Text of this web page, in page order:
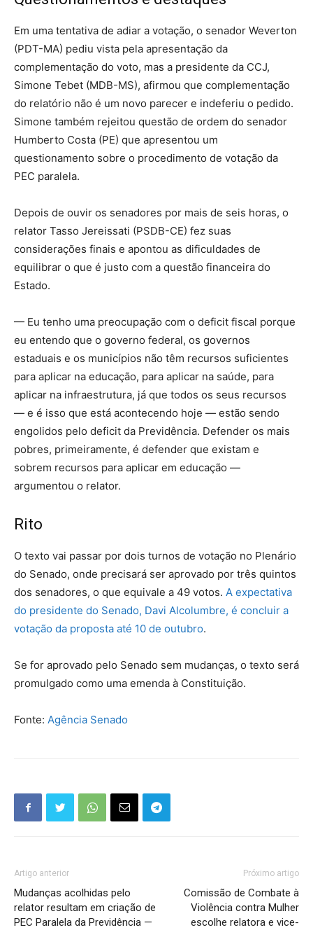
Em uma tentativa de adiar a votação, o senador Weverton
(PDT-MA) pediu vista pela apresentação da
complementação do voto, mas a presidente da CCJ,
Simone Tebet (MDB-MS), afirmou que complementação
do relatório não é um novo parecer e indeferiu o pedido.
Simone também rejeitou questão de ordem do senador
Humberto Costa (PE) que apresentou um
questionamento sobre o procedimento de votação da
PEC paralela.
Depois de ouvir os senadores por mais de seis horas, o
relator Tasso Jereissati (PSDB-CE) fez suas
considerações finais e apontou as dificuldades de
equilibrar o que é justo com a questão financeira do
Estado.
— Eu tenho uma preocupação com o deficit fiscal porque
eu entendo que o governo federal, os governos
estaduais e os municípios não têm recursos suficientes
para aplicar na educação, para aplicar na saúde, para
aplicar na infraestrutura, já que todos os seus recursos
— e é isso que está acontecendo hoje — estão sendo
engolidos pelo deficit da Previdência. Defender os mais
pobres, primeiramente, é defender que existam e
sobrem recursos para aplicar em educação —
argumentou o relator.
Rito
O texto vai passar por dois turnos de votação no Plenário
do Senado, onde precisará ser aprovado por três quintos
dos senadores, o que equivale a 49 votos. A expectativa
do presidente do Senado, Davi Alcolumbre, é concluir a
votação da proposta até 10 de outubro.
Se for aprovado pelo Senado sem mudanças, o texto será
promulgado como uma emenda à Constituição.
Fonte: Agência Senado
Artigo anterior
Mudanças acolhidas pelo
relator resultam em criação de
PEC Paralela da Previdência —
Próximo artigo
Comissão de Combate à
Violência contra Mulher
escolhe relatora e vice-